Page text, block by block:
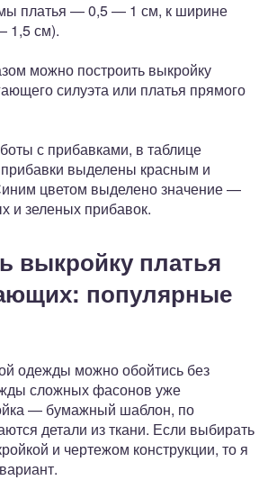
платья — 0,5 — 1 см, к ширине
1,5 см).
можно построить выкройку
силуэта или платья прямого
с прибавками, в таблице
выделены красным и
цветом выделено значение —
и зеленых прибавок.
выкройку платья
популярные
одежды можно обойтись без
сложных фасонов уже
— бумажный шаблон, по
детали из ткани. Если выбирать
и чертежом конструкции, то я